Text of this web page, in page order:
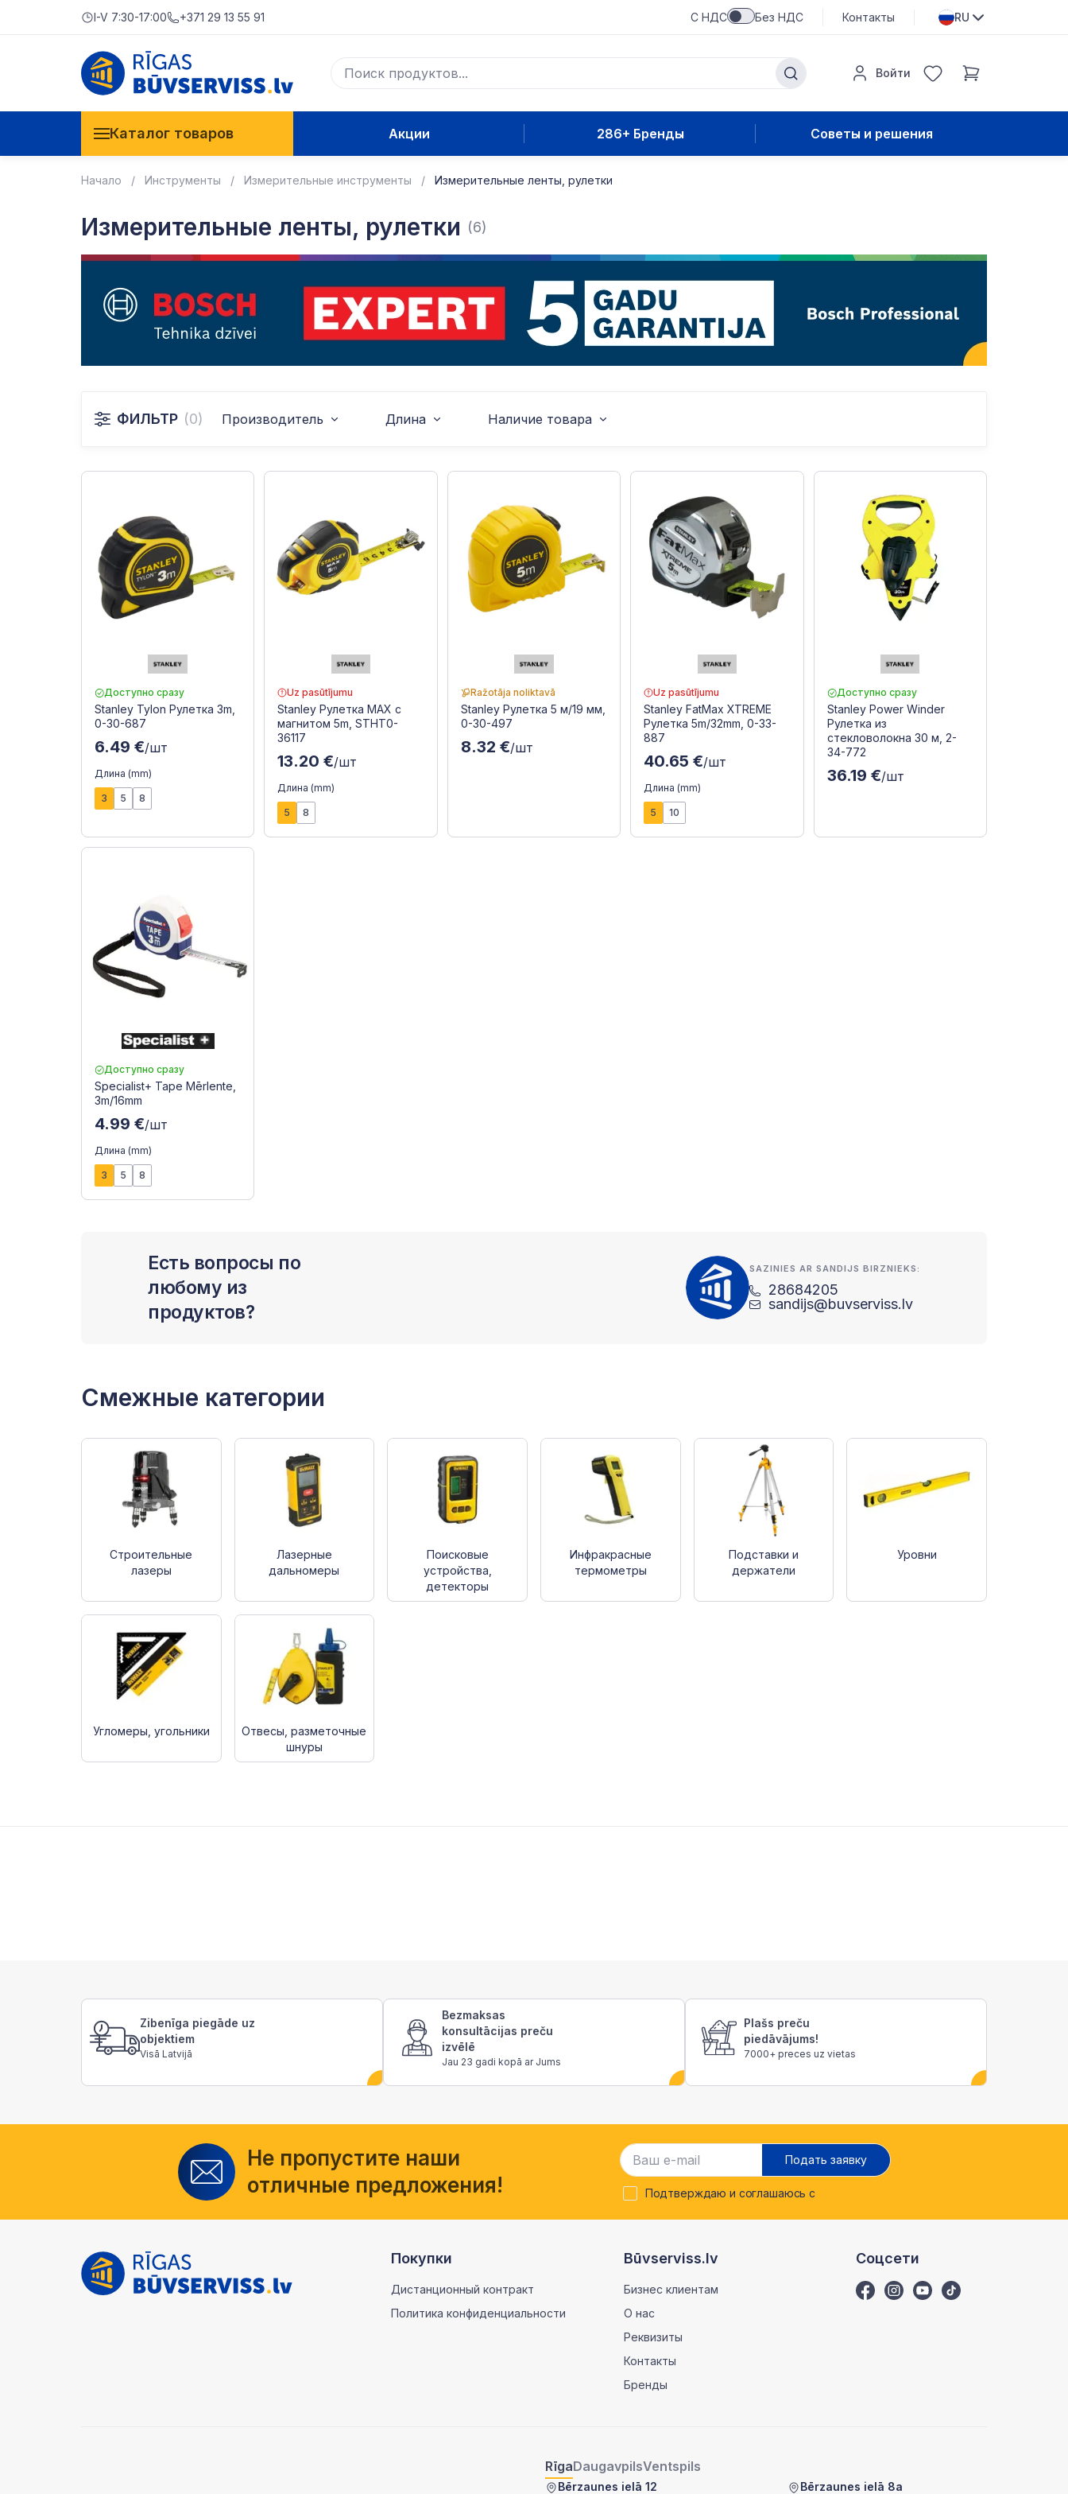
I-V 7:30-17:00 +371 29 13 55 91 С НДС Без НДС Контакты RU
Войти
Каталог товаров Акции 286+ Бренды Советы и решения
Начало Инструменты Измерительные инструменты Измерительные ленты, рулетки
Измерительные ленты, рулетки (6)
ФИЛЬТР (0) Производитель Длина Наличие товара
Доступно сразу
Stanley Tylon Рулетка 3m,
0-30-687
6.49 €/шт
Длина (mm)
3 5 8
Uz pasūtījumu
Stanley Рулетка MAX с
магнитом 5m, STHT0-
36117
13.20 €/шт
Длина (mm)
5 8
Ražotāja noliktavā
Stanley Рулетка 5 м/19 мм,
0-30-497
8.32 €/шт
Uz pasūtījumu
Stanley FatMax XTREME
Рулетка 5m/32mm, 0-33-
887
40.65 €/шт
Длина (mm)
5 10
Доступно сразу
Stanley Power Winder
Рулетка из
стекловолокна 30 м, 2-
34-772
36.19 €/шт
Доступно сразу
Specialist+ Tape Mērlente,
3m/16mm
4.99 €/шт
Длина (mm)
3 5 8
Есть вопросы по
любому из
продуктов?
SAZINIES AR SANDIJS BIRZNIEKS:
28684205
sandijs@buvserviss.lv
Смежные категории
Строительные
лазеры
Лазерные
дальномеры
Поисковые
устройства,
детекторы
Инфракрасные
термометры
Подставки и
держатели
Уровни
Угломеры, угольники
Отвесы, разметочные
шнуры
Zibenīga piegāde uz
objektiem
Visā Latvijā
Bezmaksas
konsultācijas preču
izvēlē
Jau 23 gadi kopā ar Jums
Plašs preču
piedāvājums!
7000+ preces uz vietas
Не пропустите наши
отличные предложения!
Подать заявку
Подтверждаю и соглашаюсь с
Покупки
Дистанционный контракт
Политика конфиденциальности
Būvserviss.lv
Бизнес клиентам
О нас
Реквизиты
Контакты
Бренды
Соцсети
RīgaDaugavpilsVentspils
Bērzaunes ielā 12 Bērzaunes ielā 8a